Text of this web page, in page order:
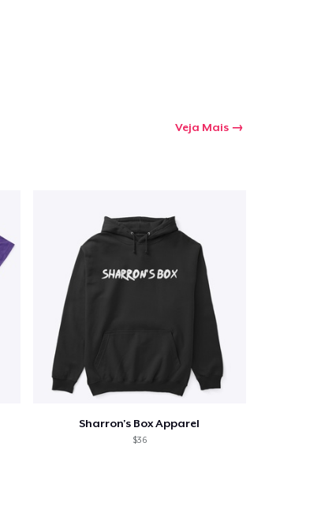
Veja Mais
Sharron's Box Apparel
$36